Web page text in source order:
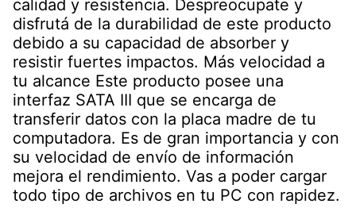
calidad y resistencia. Despreocupate y
disfrutá de la durabilidad de este producto
debido a su capacidad de absorber y
resistir fuertes impactos. Más velocidad a
tu alcance Este producto posee una
interfaz SATA III que se encarga de
transferir datos con la placa madre de tu
computadora. Es de gran importancia y con
su velocidad de envío de información
mejora el rendimiento. Vas a poder cargar
todo tipo de archivos en tu PC con rapidez.